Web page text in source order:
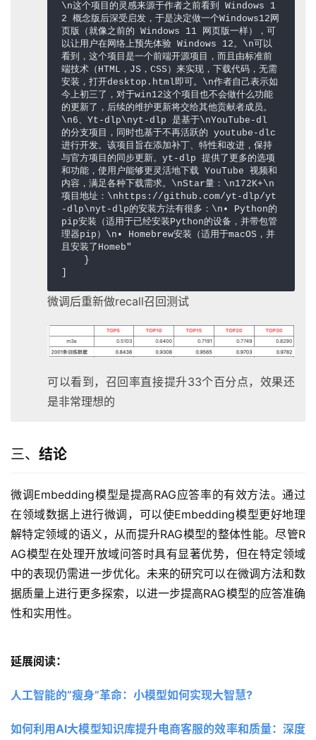
\n这个项目的灵感来源于作者之前看到 Windows 1
2 概念版后深受启发，于是决定做一个Windows12网
页版（就像之前的 Windows 11 网页版一样），可
以让用户在网络上预先体验 Windows 12。\n可以
看到，这个项目是一个前端开源项目，而且由标准前
端技术（HTML，JS，CSS）来实现，下载代码，无需
安装，打开desktop.html即可。\n作者自己表示如
今上初三了，对于win12这个项目也不会做什么功能
的更新了，后续的维护更新将交给其他贡献者成员。
\n6、Yt-dlp\nyt-dlp 是基于\nYouTube-dl
的分支项目，同时也基于不再活跃的 youtube-dlc
进行开发。该项目旨在添加补丁、特性和改进，保持
与官方项目的同步更新。yt-dlp 提供了更多的选项
和功能，使用户能够更灵活地下载 YouTube 视频和
内容，满足各种下载需求。\nStar量：\n172K+\n
项目地址：\nhttps://github.com/yt-dlp/yt
-dlp\nyt-dlp的安装方法有很多：\n• Python的
pip安装（适用于已经安装Python的设备，并带包管
理器pip）\n• Homebrew安装（适用于macOS，并
且安装了Homeb"
微调后重新做recall召回测试
可以看到，召回率直接提升33个百分点，效果还
是非常理想的
三、 结论
微调Embedding模型是提高RAG应答率的有效方法。通过
在领域数据上进行微调，可以使Embedding模型更好地理
解特定领域的语义，从而提升RAG模型的整体性能。尽管R
AG模型在处理开放域问答时具有显著优势，但在特定领域
中的表现仍需进一步优化。未来的研究可以在微调方法和数
据质量上进行更多探索，以进一步提高RAG模型的应答准确
性和实用性。
延展阅读：
人工智能的”瘦身”革命：小模型如何实现大智慧?
如何利用AI大模型知识库提升电商客服的效率和质量：深度